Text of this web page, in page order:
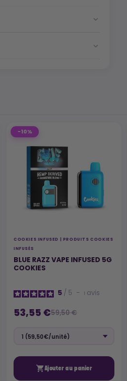
-10%
COOKIES INFUSED | PRODUITS COOKIES
INFUSÉS
BLUE RAZZ VAPE INFUSED 5G
COOKIES
5 / 5 - 1 avis
53,55 €59,50 €
Ajouter au panier